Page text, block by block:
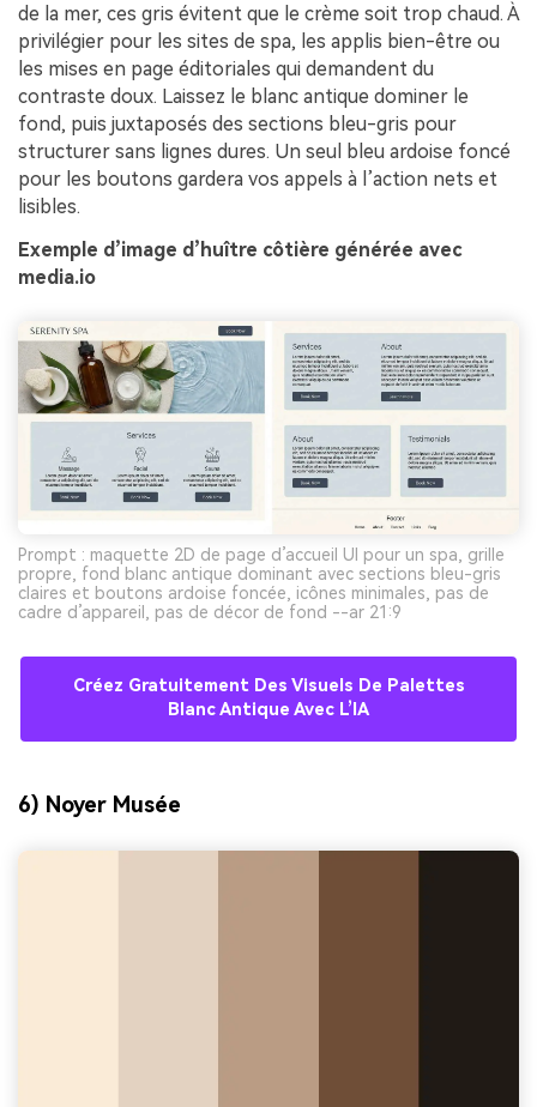
de la mer, ces gris évitent que le crème soit trop chaud. À
privilégier pour les sites de spa, les applis bien-être ou
les mises en page éditoriales qui demandent du
contraste doux. Laissez le blanc antique dominer le
fond, puis juxtaposés des sections bleu-gris pour
structurer sans lignes dures. Un seul bleu ardoise foncé
pour les boutons gardera vos appels à l’action nets et
lisibles.
Exemple d’image d’huître côtière générée avec
media.io
Prompt : maquette 2D de page d’accueil UI pour un spa, grille
propre, fond blanc antique dominant avec sections bleu-gris
claires et boutons ardoise foncée, icônes minimales, pas de
cadre d’appareil, pas de décor de fond --ar 21:9
Créez Gratuitement Des Visuels De Palettes
Blanc Antique Avec L’IA
6) Noyer Musée